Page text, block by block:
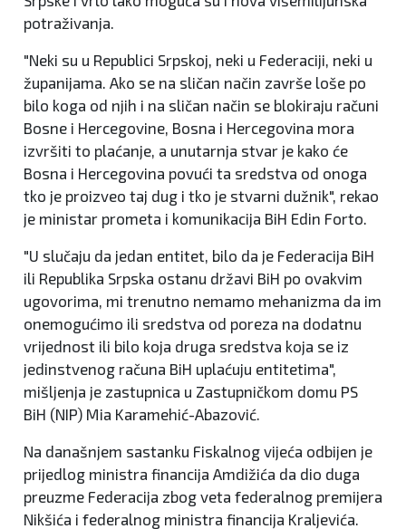
potraživanja.
"Neki su u Republici Srpskoj, neki u Federaciji, neki u
županijama. Ako se na sličan način završe loše po
bilo koga od njih i na sličan način se blokiraju računi
Bosne i Hercegovine, Bosna i Hercegovina mora
izvršiti to plaćanje, a unutarnja stvar je kako će
Bosna i Hercegovina povući ta sredstva od onoga
tko je proizveo taj dug i tko je stvarni dužnik", rekao
je ministar prometa i komunikacija BiH Edin Forto.
"U slučaju da jedan entitet, bilo da je Federacija BiH
ili Republika Srpska ostanu državi BiH po ovakvim
ugovorima, mi trenutno nemamo mehanizma da im
onemogućimo ili sredstva od poreza na dodatnu
vrijednost ili bilo koja druga sredstva koja se iz
jedinstvenog računa BiH uplaćuju entitetima",
mišljenja je zastupnica u Zastupničkom domu PS
BiH (NIP) Mia Karamehić-Abazović.
Na današnjem sastanku Fiskalnog vijeća odbijen je
prijedlog ministra financija Amdižića da dio duga
preuzme Federacija zbog veta federalnog premijera
Nikšića i federalnog ministra financija Kraljevića.